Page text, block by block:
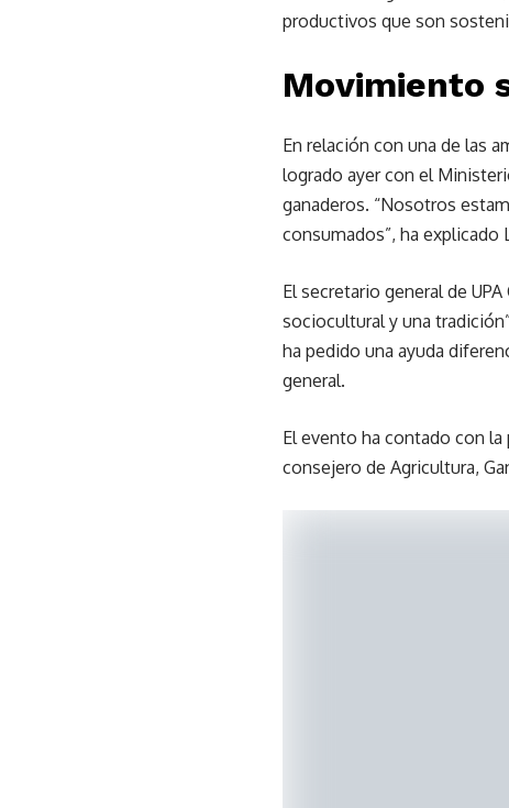
productivos que son
Movimiento
En relación con una de las
logrado ayer con el
ganaderos. “Nosotros
consumados”, ha explicado
El secretario general de
sociocultural y una
ha pedido una ayuda
general.
El evento ha contado con
consejero de Agricultura,